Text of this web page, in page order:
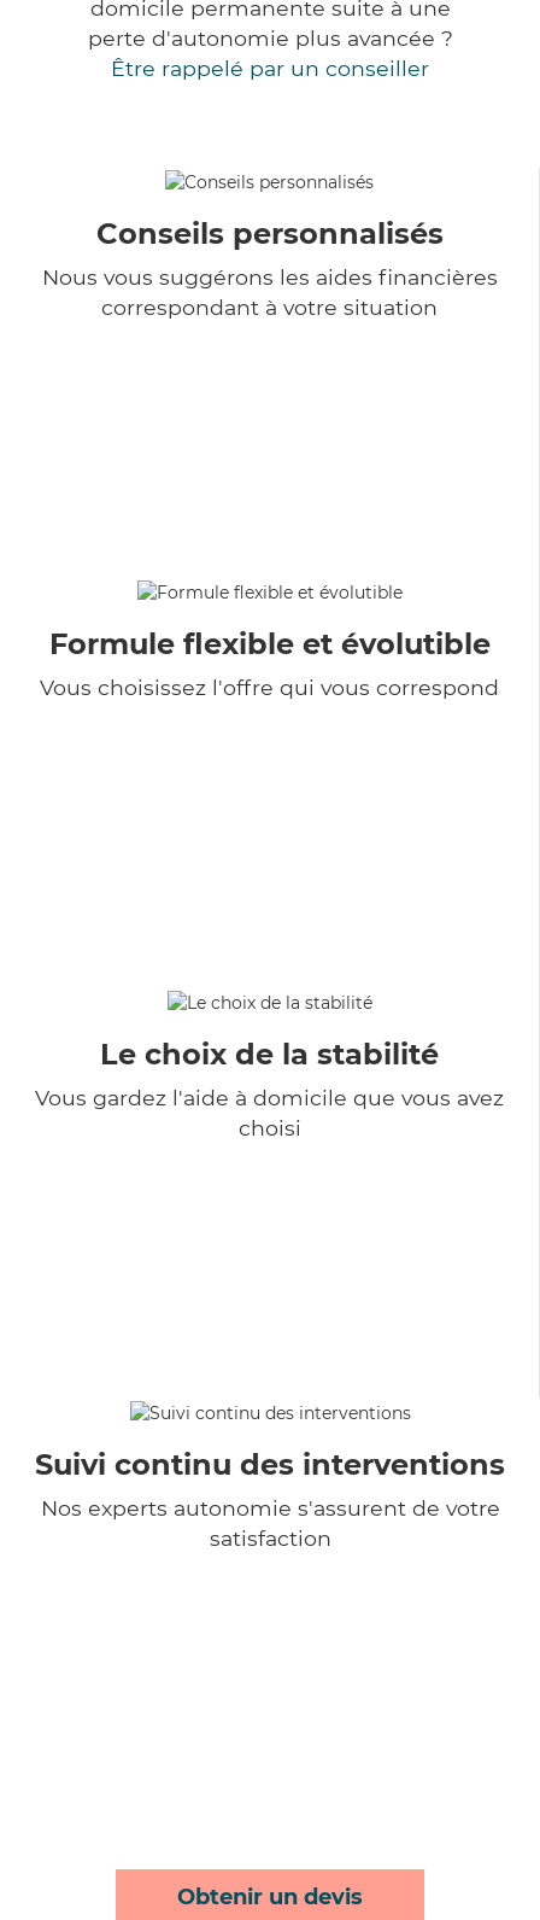
domicile permanente suite à une
perte d'autonomie plus avancée ?
Être rappelé par un conseiller
Conseils personnalisés
Nous vous suggérons les aides financières
correspondant à votre situation
Formule flexible et évolutible
Vous choisissez l'offre qui vous correspond
Le choix de la stabilité
Vous gardez l'aide à domicile que vous avez
choisi
Suivi continu des interventions
Nos experts autonomie s'assurent de votre
satisfaction
Obtenir un devis